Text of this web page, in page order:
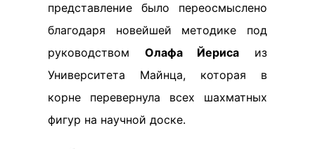
представление было переосмыслено
благодаря новейшей методике под
руководством Олафа Йериса из
Университета Майнца, которая в
корне перевернула всех шахматных
фигур на научной доске.